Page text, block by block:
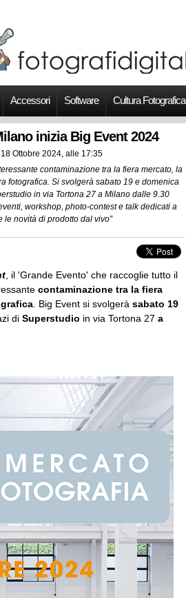
Accessori Software Cultura Fotografica
inizia Big Event 2024
18 Ottobre 2024, alle 17:35
contaminazione tra la fiera mercato, la
fotografica. Si svolgerà sabato 19 e domenica
in via Tortona 27 a Milano dalle 9.30
workshop, photo-contest e talk dedicati a
le novità di prodotto dal vivo”
, il 'Grande Evento' che raccoglie tutto il
contaminazione tra la fiera
. Big Event si svolgerà sabato 19
di Superstudio in via Tortona 27 a